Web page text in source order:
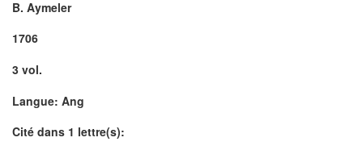
B. Aymeler
1706
3 vol.
Langue: Ang
Cité dans 1 lettre(s):